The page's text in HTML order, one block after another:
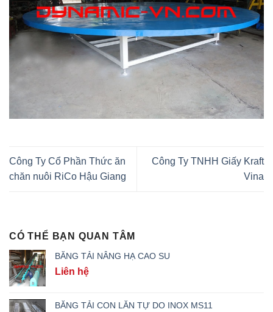
Công Ty Cổ Phần Thức ăn
chăn nuôi RiCo Hậu Giang
Công Ty TNHH Giấy Kraft
Vina
CÓ THỂ BẠN QUAN TÂM
BĂNG TẢI NÂNG HẠ CAO SU
Liên hệ
BĂNG TẢI CON LĂN TỰ DO INOX MS11